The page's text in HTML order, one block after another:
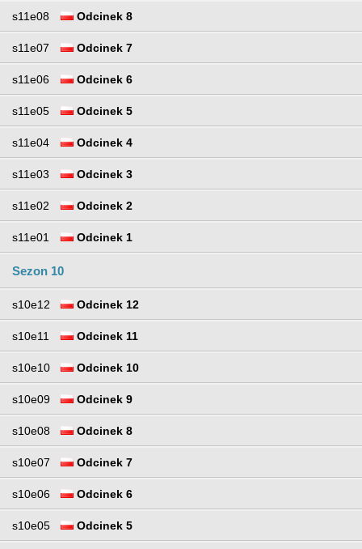
s11e08 Odcinek 8
s11e07 Odcinek 7
s11e06 Odcinek 6
s11e05 Odcinek 5
s11e04 Odcinek 4
s11e03 Odcinek 3
s11e02 Odcinek 2
s11e01 Odcinek 1
Sezon 10
s10e12 Odcinek 12
s10e11 Odcinek 11
s10e10 Odcinek 10
s10e09 Odcinek 9
s10e08 Odcinek 8
s10e07 Odcinek 7
s10e06 Odcinek 6
s10e05 Odcinek 5